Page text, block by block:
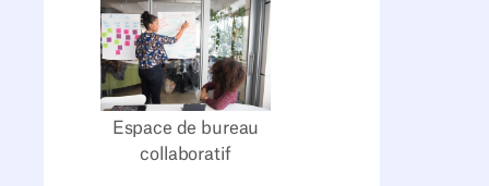
Espace de bureau
collaboratif